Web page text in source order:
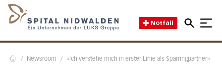
Notfall
/ Newsroom / «Ich verstehe mich in erster Linie als Sparringpartner»